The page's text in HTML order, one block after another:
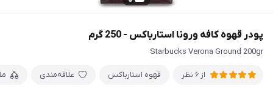
پودر قهوه کافه ورونا استارباکس - 250 گرم
Starbucks Verona Ground 200gr
از 6 نظر قهوه استارباکس علاقه‌مندی